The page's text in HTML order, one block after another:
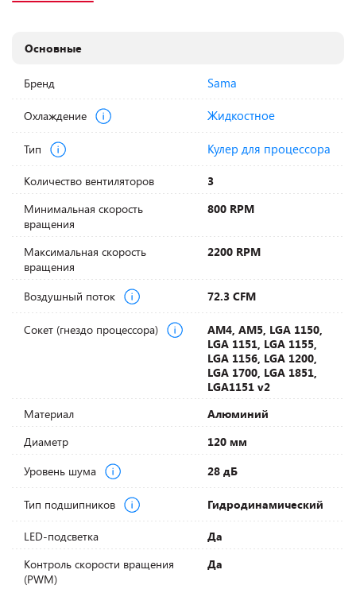
Основные
Бренд Sama
Охлаждение Жидкостное
Тип Кулер для процессора
Количество вентиляторов
3
Минимальная скорость
вращения
800 RPM
Максимальная скорость
вращения
2200 RPM
Воздушный поток 72.3 CFM
Сокет (гнездо процессора)
AM4, AM5, LGA 1150,
LGA 1151, LGA 1155,
LGA 1156, LGA 1200,
LGA 1700, LGA 1851,
LGA1151 v2
Материал
Алюминий
Диаметр
120 мм
Уровень шума
28 дБ
Тип подшипников Гидродинамический
LED-подсветка
Да
Контроль скорости вращения
(PWM)
Да